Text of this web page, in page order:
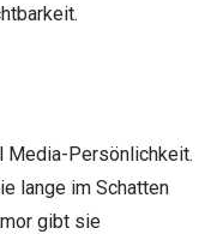
Media-Persönlichkeit.
lange im Schatten
gibt sie